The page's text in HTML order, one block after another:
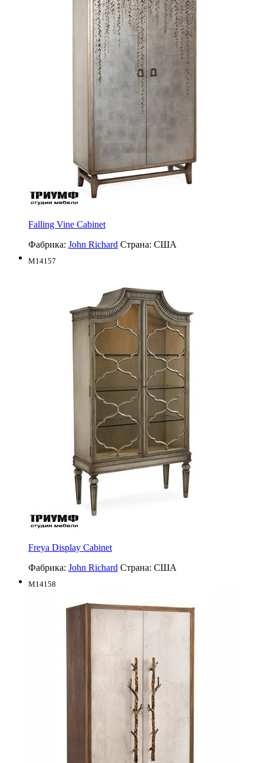
Falling Vine Cabinet
Фабрика: John Richard Страна: США
M14157
Freya Display Cabinet
Фабрика: John Richard Страна: США
M14158